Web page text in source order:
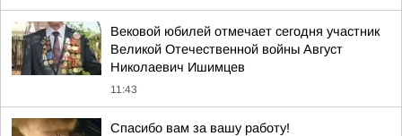
Вековой юбилей отмечает сегодня участник
Великой Отечественной войны Август
Николаевич Ишимцев
11:43
Спасибо вам за вашу работу!